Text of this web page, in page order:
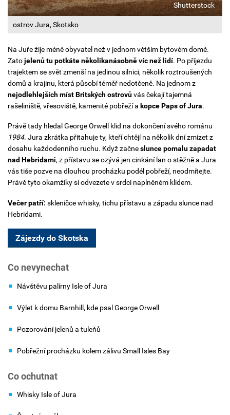
ostrov Jura, Skotsko
Shutterstock
Na Juře žije méně obyvatel než v jednom větším bytovém domě.
Zatojelenů tu potkáte několikanásobně víc než lidí. Po příjezdu
trajektem se svět zmenší na jedinou silnici, několik roztroušených
domů a krajinu, která působí téměř nedotčeně. Na jednom z
nejodlehlejších míst Britských ostrovůvás čekají tajemná
rašeliniště, vřesoviště, kamenité pobřeží a kopce Paps of Jura.
Právě tady hledal George Orwell klid na dokončení svého románu
1984. Jura zkrátka přitahuje ty, kteří chtějí na několik dní zmizet z
dosahu každodenního ruchu. Když začneslunce pomalu zapadat
nad Hebridami, z přístavu se ozývá jen cinkání lan o stěžně a Jura
vás tiše pozve na dlouhou procházku podél pobřeží, neodmítejte.
Právě tyto okamžiky si odvezete v srdci naplněném klidem.
Večer patří: skleničce whisky, tichu přístavu a západu slunce nad
Hebridami.
Zájezdy do Skotska
Co nevynechat
Návštěvu palírny Isle of Jura
Výlet k domu Barnhill, kde psal George Orwell
Pozorování jelenů a tuleňů
Pobřežní procházku kolem zálivu Small Isles Bay
Co ochutnat
Whisky Isle of Jura